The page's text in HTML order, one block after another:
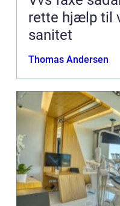
rette hjælp til
sanitet
Thomas Andersen